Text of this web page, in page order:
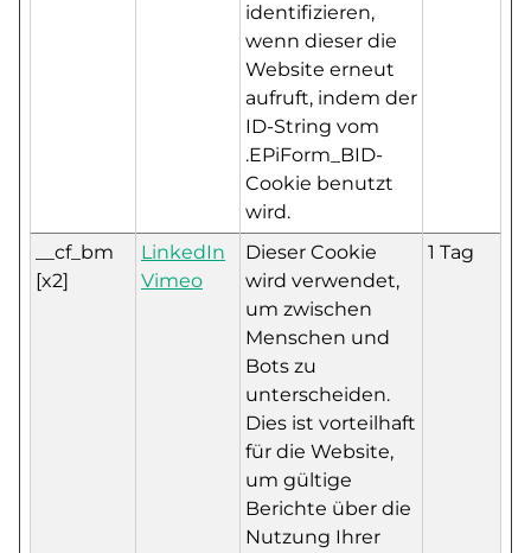
identifizieren,
wenn dieser die
Website erneut
aufruft, indem der
ID-String vom
.EPiForm_BID-
Cookie benutzt
wird.
__cf_bm
[x2]
LinkedIn
Vimeo
Dieser Cookie
wird verwendet,
um zwischen
Menschen und
Bots zu
unterscheiden.
Dies ist vorteilhaft
für die Website,
um gültige
Berichte über die
Nutzung Ihrer
1 Tag